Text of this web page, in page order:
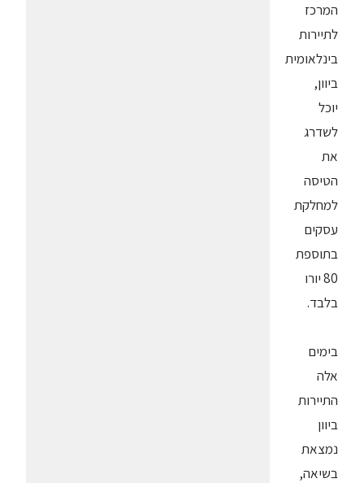
המרכז
לתיירות
בינלאומית
ביוון,
יוכל
לשדרג
את
הטיסה
למחלקת
עסקים
בתוספת
80 יורו
בלבד.
בימים
אלה
התיירות
ביוון
נמצאת
בשיאה,